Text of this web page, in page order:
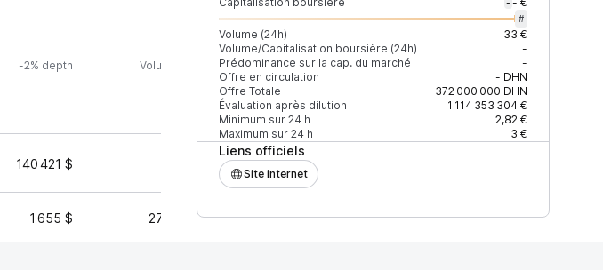
-
#
Volume (24h)
33 €
Volume/Capitalisation boursière (24h)
-
Prédominance sur la cap. du marché
-
Offre en circulation
- DHN
Offre Totale
372 000 000 DHN
Évaluation après dilution
1 114 353 304 €
Minimum sur 24 h
2,82 €
Maximum sur 24 h
3 €
Liens officiels
Site internet
-2% depth Volume (24h) % du volume Confiance Mis à jour
140 421 $ 100 %
1 655 $ 274 056 $ 721 579,78 % ÉLEVÉE Récemment